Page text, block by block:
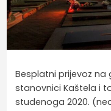
Besplatni prijevoz
stanovnici Kaštela i
studenoga 2020.